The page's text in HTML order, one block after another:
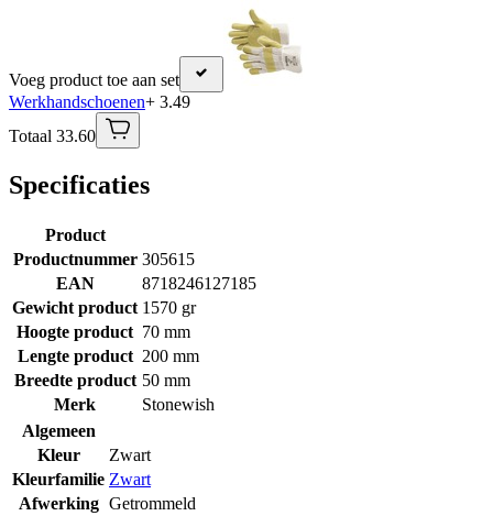
Voeg product toe aan set
Werkhandschoenen+ 3.49
Totaal 33.60
Specificaties
Product
Productnummer 305615
EAN
8718246127185
Gewicht product 1570 gr
Hoogte product 70 mm
Lengte product 200 mm
Breedte product 50 mm
Merk
Stonewish
Algemeen
Kleur
Zwart
Kleurfamilie Zwart
Afwerking Getrommeld